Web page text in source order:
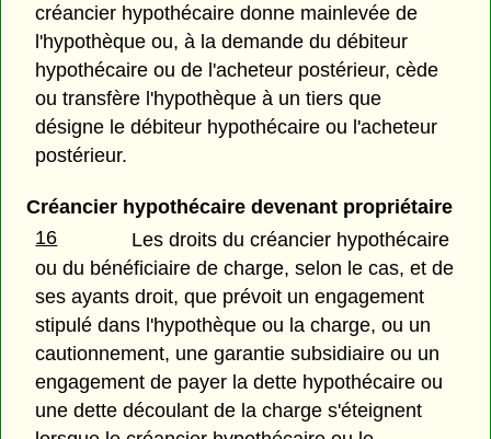
créancier hypothécaire donne mainlevée de
l'hypothèque ou, à la demande du débiteur
hypothécaire ou de l'acheteur postérieur, cède
ou transfère l'hypothèque à un tiers que
désigne le débiteur hypothécaire ou l'acheteur
postérieur.
Créancier hypothécaire devenant propriétaire
16
Les droits du créancier hypothécaire
ou du bénéficiaire de charge, selon le cas, et de
ses ayants droit, que prévoit un engagement
stipulé dans l'hypothèque ou la charge, ou un
cautionnement, une garantie subsidiaire ou un
engagement de payer la dette hypothécaire ou
une dette découlant de la charge s'éteignent